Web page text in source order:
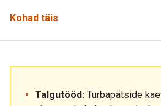
Kohad täis
Talgutööd: Turbapätside